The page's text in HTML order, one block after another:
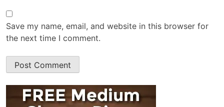
Save my name, email, and website in this browser for
the next time I comment.